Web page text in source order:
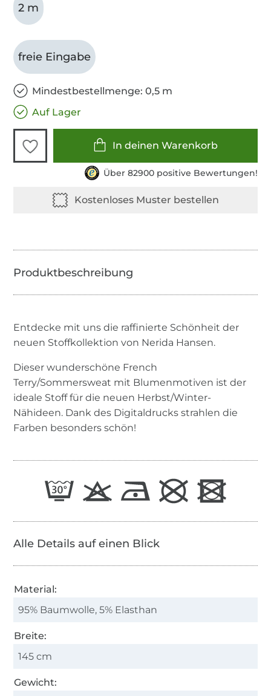
2 m
freie Eingabe
Mindestbestellmenge: 0,5 m
Auf Lager
In deinen Warenkorb
Über 82900 positive Bewertungen!
Entdecke mit uns die raffinierte Schönheit der
neuen Stoffkollektion von Nerida Hansen.
Dieser wunderschöne French
Terry/Sommersweat mit Blumenmotiven ist der
ideale Stoff für die neuen Herbst/Winter-
Nähideen. Dank des Digitaldrucks strahlen die
Farben besonders schön!
Alle Details auf einen Blick
Material:
95% Baumwolle, 5% Elasthan
Breite:
145 cm
Gewicht: